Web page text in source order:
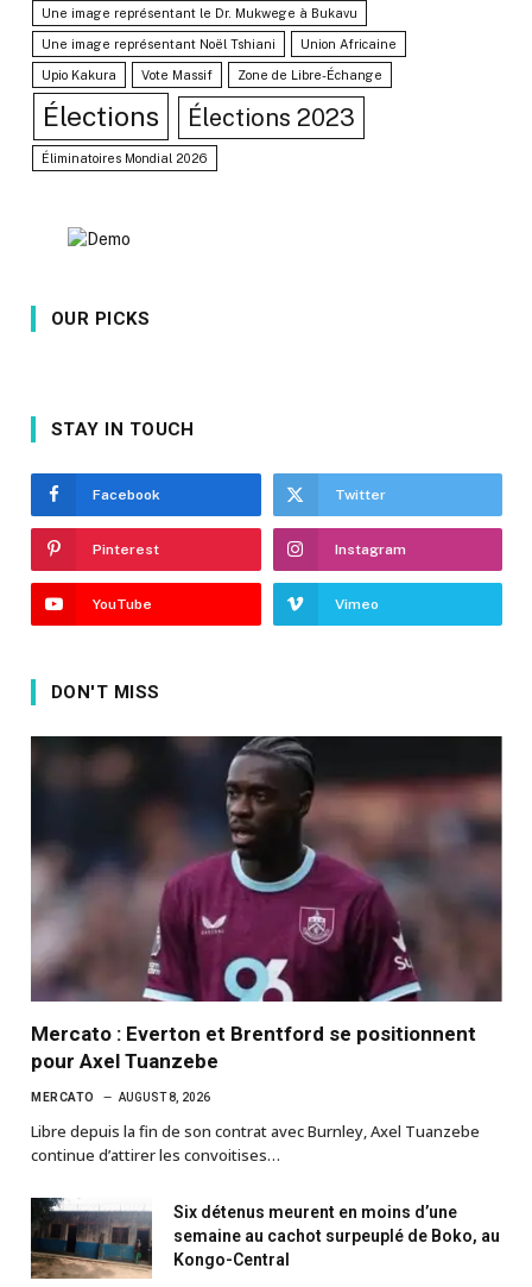
Une image représentant le Dr. Mukwege à Bukavu
Une image représentant Noël Tshiani Union Africaine
Upio Kakura Vote Massif Zone de Libre-Échange
Élections Élections 2023
Éliminatoires Mondial 2026
OUR PICKS
STAY IN TOUCH
Facebook Twitter
Pinterest Instagram
YouTube Vimeo
DON'T MISS
Mercato : Everton et Brentford se positionnent
pour Axel Tuanzebe
MERCATO AUGUST 8, 2026
Libre depuis la fin de son contrat avec Burnley, Axel Tuanzebe
continue d’attirer les convoitises…
Six détenus meurent en moins d’une
semaine au cachot surpeuplé de Boko, au
Kongo-Central